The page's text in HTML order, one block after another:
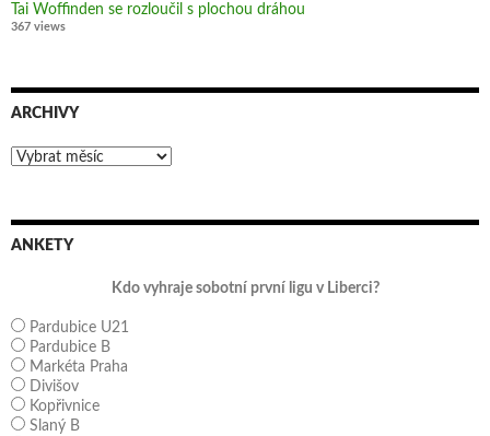
Tai Woffinden se rozloučil s plochou dráhou
367 views
ARCHIVY
Archivy
ANKETY
Kdo vyhraje sobotní první ligu v Liberci?
Pardubice U21
Pardubice B
Markéta Praha
Divišov
Kopřivnice
Slaný B